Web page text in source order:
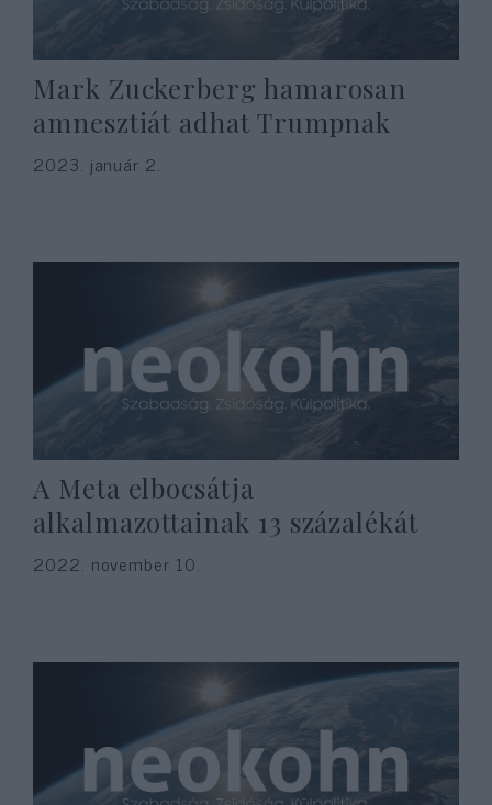
Mark Zuckerberg hamarosan
amnesztiát adhat Trumpnak
2023. január 2.
A Meta elbocsátja
alkalmazottainak 13 százalékát
2022. november 10.